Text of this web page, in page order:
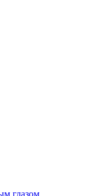
глазом